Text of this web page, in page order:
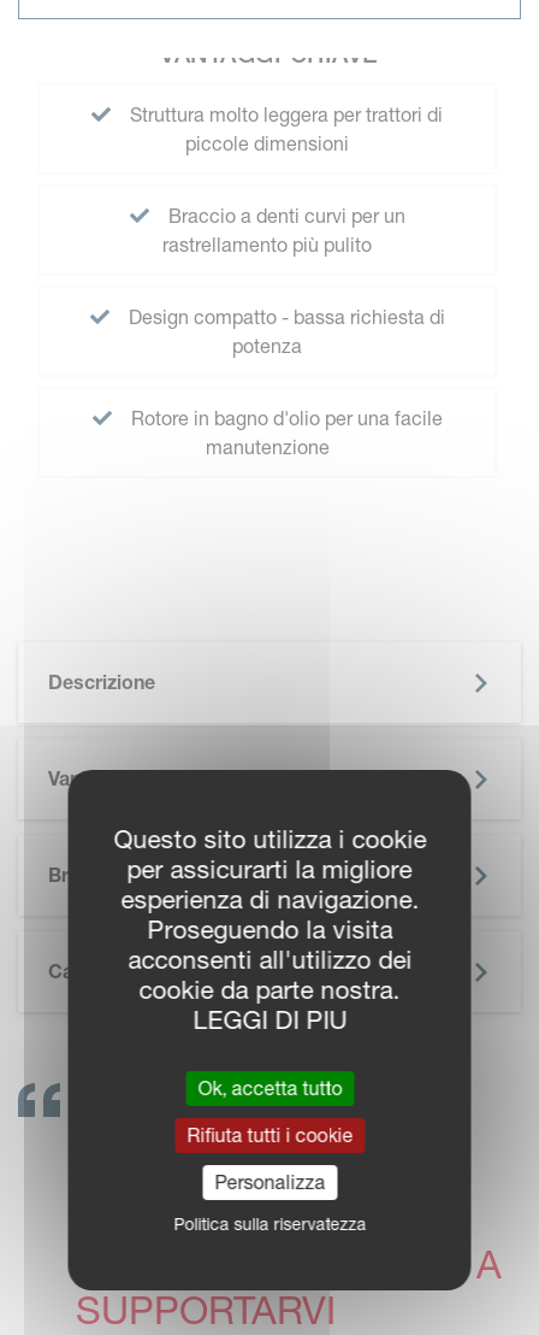
VANTAGGI CHIAVE
Struttura molto leggera per trattori di
piccole dimensioni
Braccio a denti curvi per un
rastrellamento più pulito
Design compatto - bassa richiesta di
potenza
Rotore in bagno d'olio per una facile
manutenzione
Descrizione
Vantaggi Chiave
Brochure
SKIP BROCHURE
Caratteristiche Tecniche
METTETEVI IN
CONTATTO!
I CONCESSIONARI
VICON SONO PRONTI A
SUPPORTARVI
Questo sito utilizza i cookie
per assicurarti la migliore
esperienza di navigazione.
Proseguendo la visita
acconsenti all'utilizzo dei
cookie da parte nostra.
LEGGI DI PIU
Ok, accetta tutto
Rifiuta tutti i cookie
Personalizza
Politica sulla riservatezza